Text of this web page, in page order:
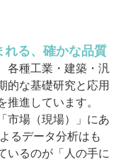
れる、確かな品質
各種工業・建築・汎
的な基礎研究と応用
推進しています。
市場（現場）」にあ
るデータ分析はも
いるのが「人の手に